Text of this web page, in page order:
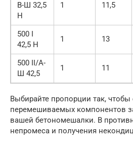
В-Ш 32,5
Н
1 11,5
500 I
42,5 Н
1 13
500 II/А-
Ш 42,5
1 11
Выбирайте пропорции так,
перемешиваемых компонентов
вашей бетономешалки. В
непромеса и получения